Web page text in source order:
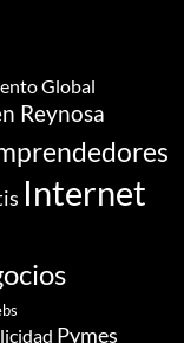
Global
Reynosa
Internet
Pymes